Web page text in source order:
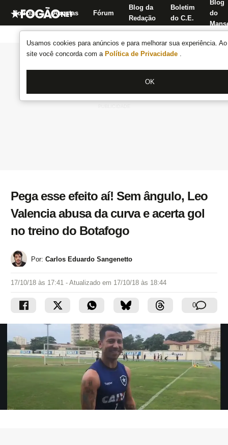
Usamos cookies para anúncios e para melhorar sua experiência.
site você concorda com a Política de Privacidade .
OK
Notícias Apostas Fórum
Blog da
Redação
Boletim
do C.E.
Blog
do
Pega esse efeito aí! Sem ângulo, Leo
Valencia abusa da curva e acerta gol
no treino do Botafogo
Por: Carlos Eduardo Sangenetto
17/10/18 às 17:41 - Atualizado em 17/10/18 às 18:44
0